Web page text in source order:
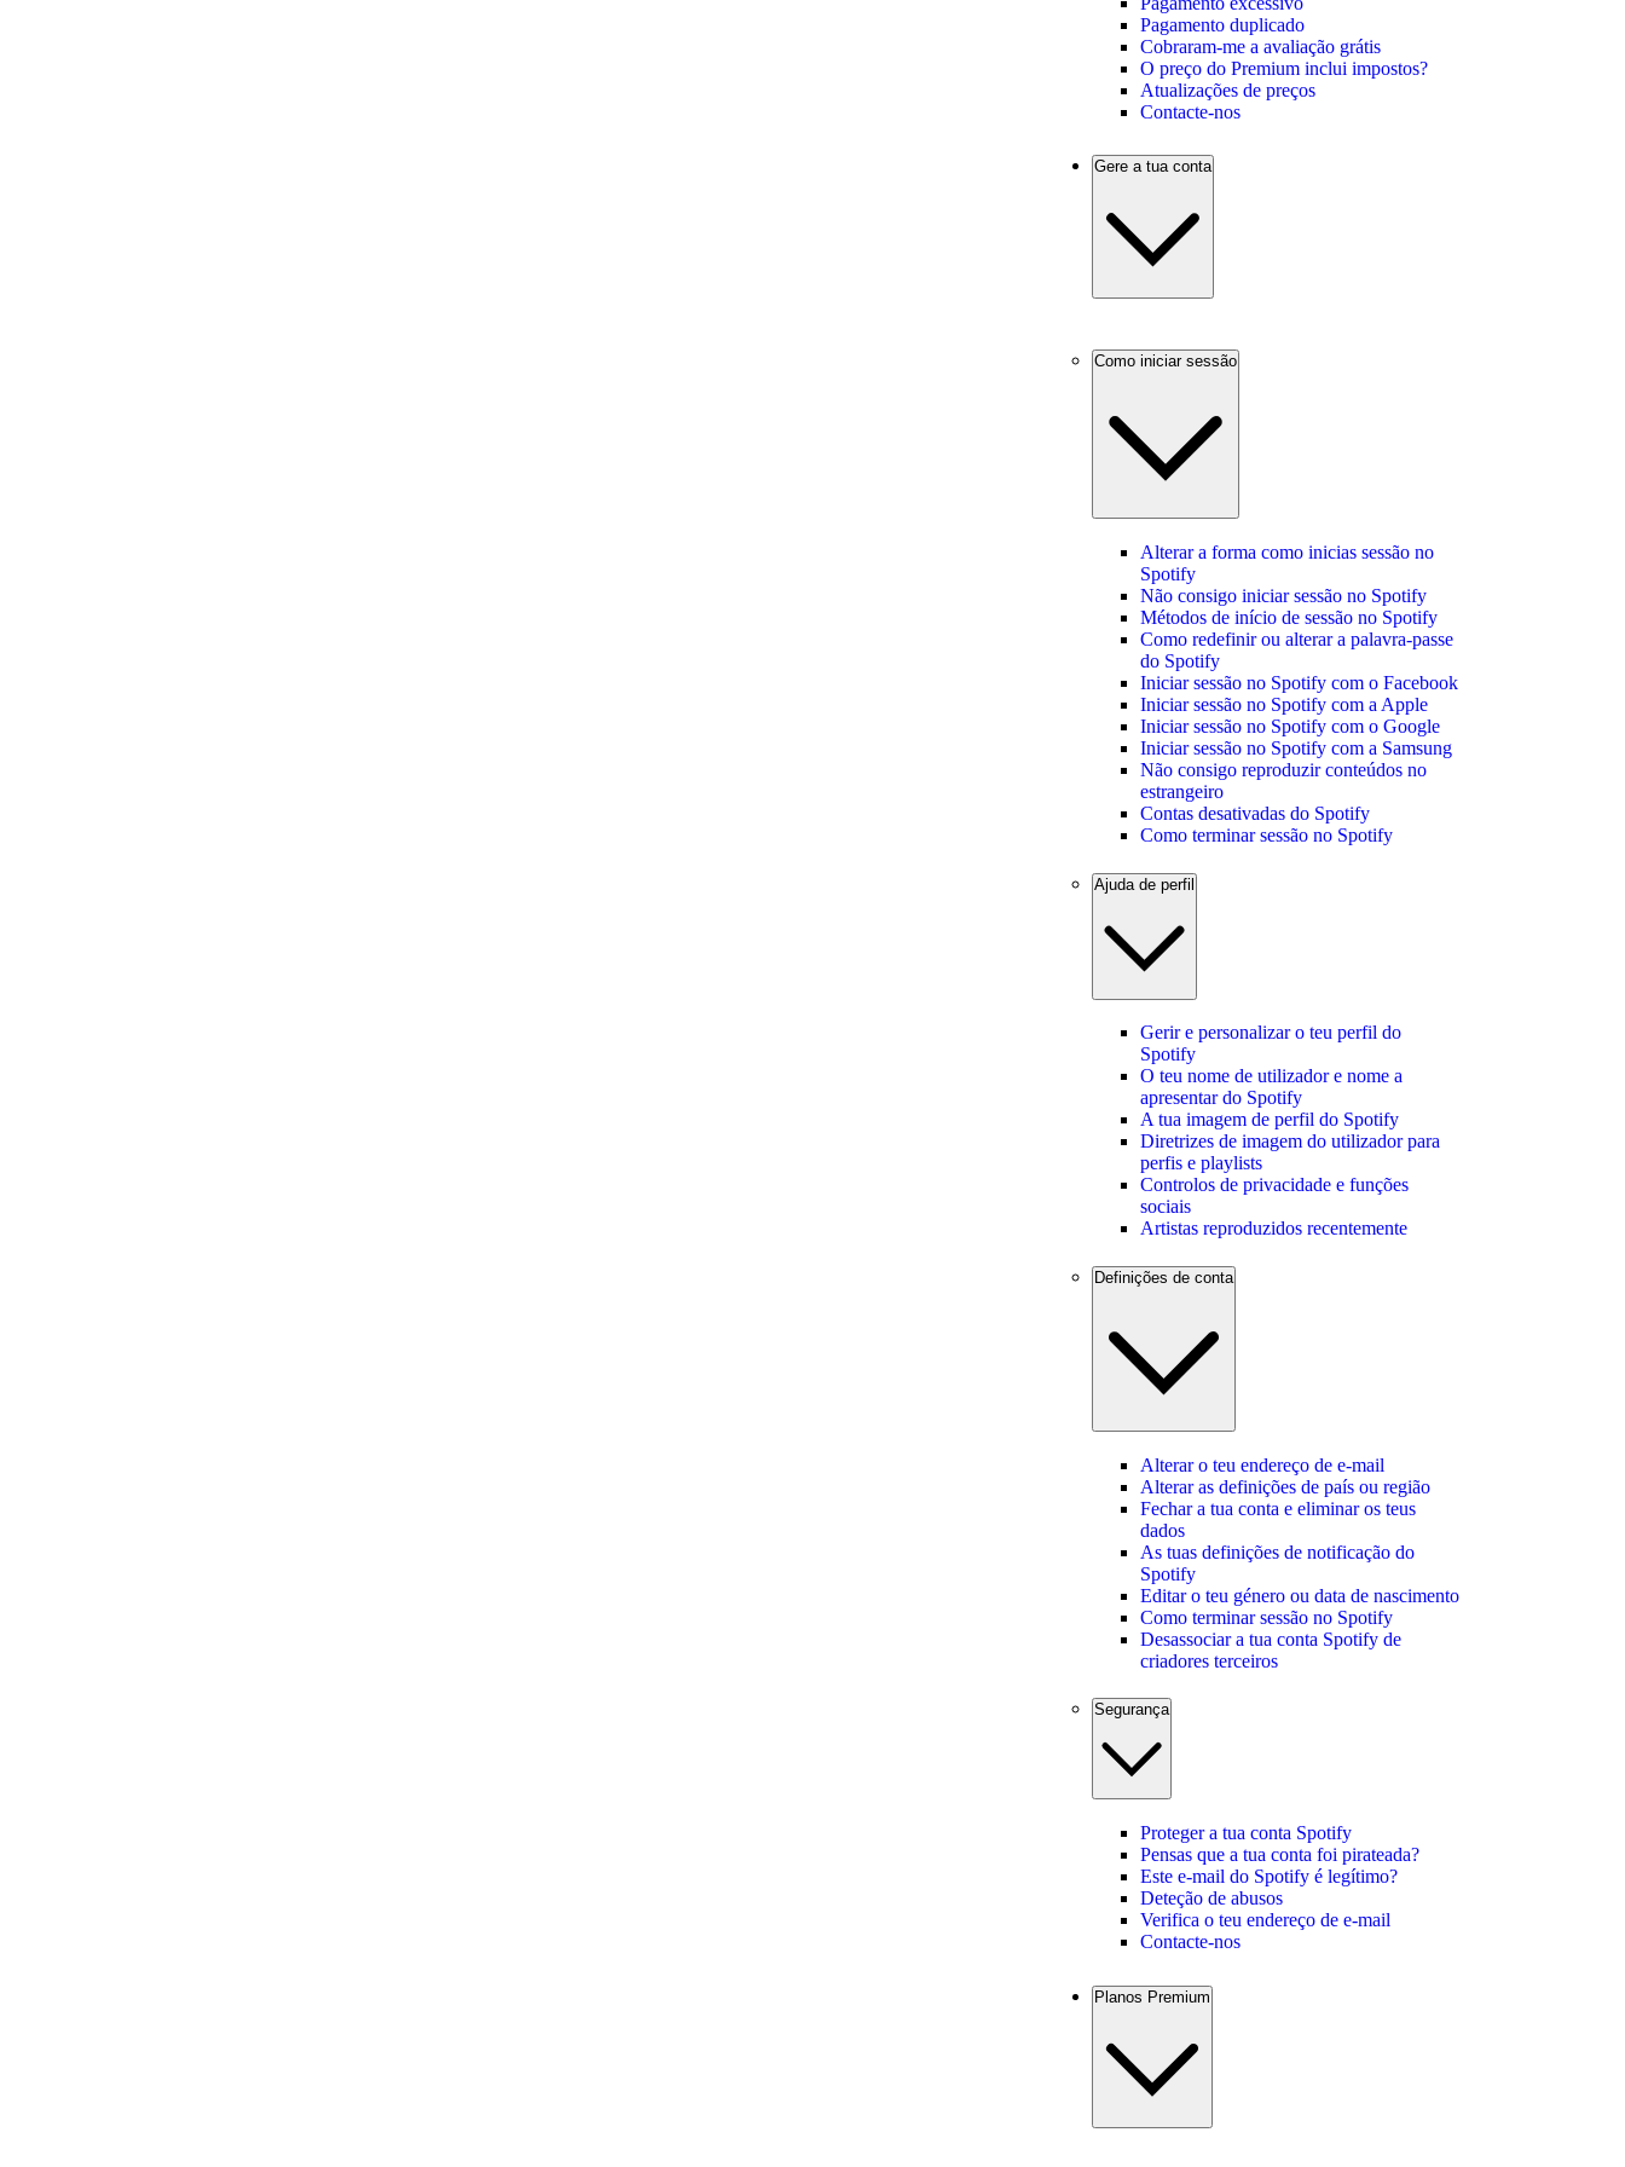
Pagamento duplicado
Cobraram-me a avaliação grátis
O preço do Premium inclui impostos?
Atualizações de preços
Contacte-nos
Gere a tua conta
Como iniciar sessão
Alterar a forma como inicias sessão no
Spotify
Não consigo iniciar sessão no Spotify
Métodos de início de sessão no Spotify
Como redefinir ou alterar a palavra-passe
do Spotify
Iniciar sessão no Spotify com o Facebook
Iniciar sessão no Spotify com a Apple
Iniciar sessão no Spotify com o Google
Iniciar sessão no Spotify com a Samsung
Não consigo reproduzir conteúdos no
estrangeiro
Contas desativadas do Spotify
Como terminar sessão no Spotify
Ajuda de perfil
Gerir e personalizar o teu perfil do
Spotify
O teu nome de utilizador e nome a
apresentar do Spotify
A tua imagem de perfil do Spotify
Diretrizes de imagem do utilizador para
perfis e playlists
Controlos de privacidade e funções
sociais
Artistas reproduzidos recentemente
Definições de conta
Alterar o teu endereço de e-mail
Alterar as definições de país ou região
Fechar a tua conta e eliminar os teus
dados
As tuas definições de notificação do
Spotify
Editar o teu género ou data de nascimento
Como terminar sessão no Spotify
Desassociar a tua conta Spotify de
criadores terceiros
Segurança
Proteger a tua conta Spotify
Pensas que a tua conta foi pirateada?
Este e-mail do Spotify é legítimo?
Deteção de abusos
Verifica o teu endereço de e-mail
Contacte-nos
Planos Premium